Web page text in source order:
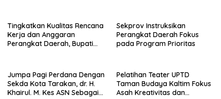
Tingkatkan Kualitas Rencana
Kerja dan Anggaran
Perangkat Daerah, Bupati
Sekprov Instruksikan
Perangkat Daerah Fokus
pada Program Prioritas
Jumpa Pagi Perdana Dengan
Sekda Kota Tarakan, dr. H.
Khairul. M. Kes ASN Sebagai
Pelatihan Teater UPTD
Taman Budaya Kaltim Fokus
Asah Kreativitas dan